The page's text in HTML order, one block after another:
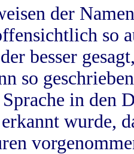
der
so
besser
so
Sprache in
wurde,